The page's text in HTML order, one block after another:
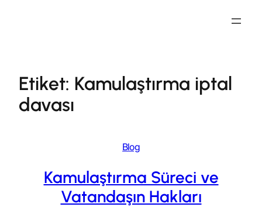
Etiket: Kamulaştırma iptal
davası
Blog
Kamulaştırma Süreci ve
Vatandaşın Hakları